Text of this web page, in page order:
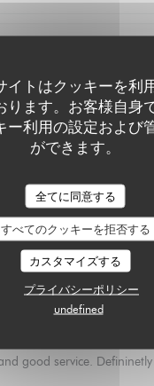
イトはクッキーを利
ります。お客様自身
ー利用の設定および
ができます。
全てに同意する
すべてのクッキーを拒否する
カスタマイズする
プライバシーポリシー
undefined
囲気 4/5 メニュー 5 /5 品
- ゲスト 2
- ゲスト 2
/5 メニュー
good service.
L'AUBERGE SAINT JEAN